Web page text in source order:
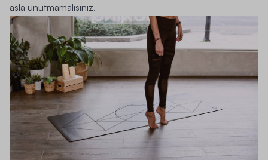
asla unutmamalısınız.